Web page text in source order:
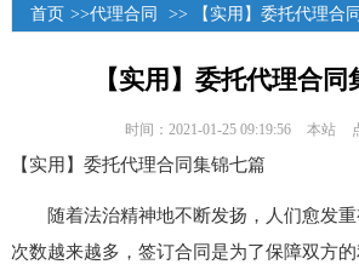
首页 >>代理合同 >> 【实用】委托代理合
【实用】委托代理合
时间：2021-01-25 09:19:56 本站
【实用】委托代理合同集锦七篇
随着法治精神地不断发扬，人们愈发重
次数越来越多，签订合同是为了保障双方